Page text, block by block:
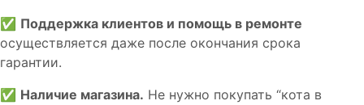
✅ Поддержка клиентов и помощь в ремонте
осуществляется даже после окончания срока
гарантии.
✅ Наличие магазина. Не нужно покупать “кота в